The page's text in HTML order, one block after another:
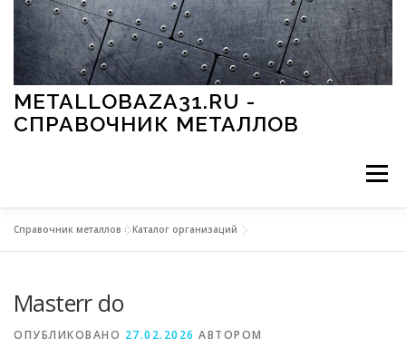
Перейти к содержимому
METALLOBAZA31.RU -
СПРАВОЧНИК МЕТАЛЛОВ
Меню
МЕТАЛЛЫ И ОКРУЖАЮЩАЯ СРЕДА
Справочник металлов »Каталог организаций
Masterr do
ОПУБЛИКОВАНО 27.02.2026 АВТОРОМ